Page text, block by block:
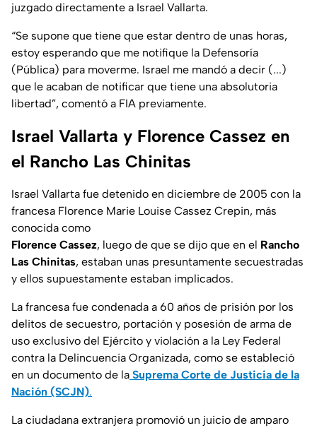
juzgado directamente a Israel Vallarta.
“Se supone que tiene que estar dentro de unas horas,
estoy esperando que me notifique la Defensoría
(Pública) para moverme. Israel me mandó a decir (...)
que le acaban de notificar que tiene una absolutoria
libertad”, comentó a FIA previamente.
Israel Vallarta y Florence Cassez en
el Rancho Las Chinitas
Israel Vallarta fue detenido en diciembre de 2005 con la
francesa Florence Marie Louise Cassez Crepin, más
conocida como
Florence Cassez, luego de que se dijo que en el Rancho
Las Chinitas, estaban unas presuntamente secuestradas
y ellos supuestamente estaban implicados.
La francesa fue condenada a 60 años de prisión por los
delitos de secuestro, portación y posesión de arma de
uso exclusivo del Ejército y violación a la Ley Federal
contra la Delincuencia Organizada, como se estableció
en un documento de la Suprema Corte de Justicia de la
Nación (SCJN).
La ciudadana extranjera promovió un juicio de amparo